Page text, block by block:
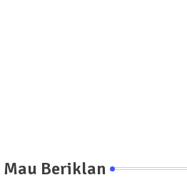
Mau Beriklan